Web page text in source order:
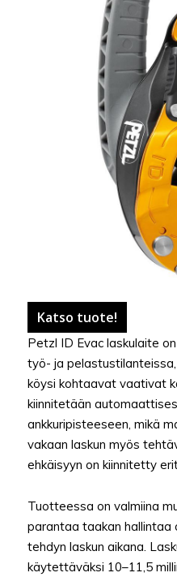
Katso tuote!
Petzl ID Evac laskulaite
työ- ja
köysi kohtaavat vaativat
kiinnitetään
ankkuripisteeseen, mikä
vakaan laskun myös
ehkäisyyn on kiinnitetty
Tuotteessa on valmiina
parantaa taakan hallintaa
tehdyn laskun aikana.
käytettäväksi 10–11,5